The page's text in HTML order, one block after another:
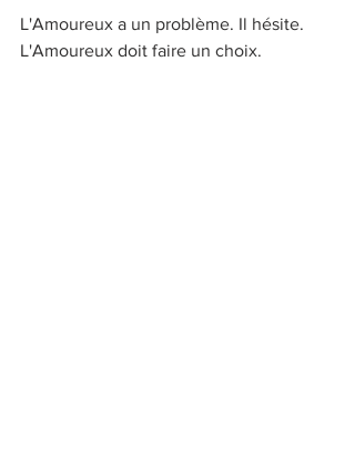
L'Amoureux a un problème. Il hésite.
L'Amoureux doit faire un choix.